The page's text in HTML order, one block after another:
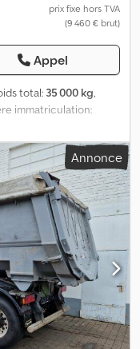
prix fixe hors TVA
(9 460 € brut)
Appel
total: 35 000 kg,
immatriculation:
de l'espace de
de chargement:19
385/65 R22,5, couleur:
ABS, Poids à
kg, espace de
x 1 200 mm.
de la benne : 19 m³,
suspension
rabattable, essieu
(EBS), porte
plateforme, caisse
jantes en alliage
de véhicules sur .
Annonce